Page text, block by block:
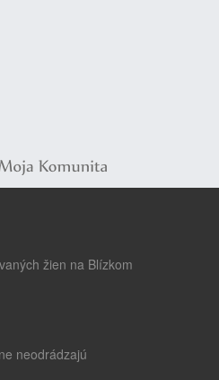
žien na Blízkom
neodrádzajú